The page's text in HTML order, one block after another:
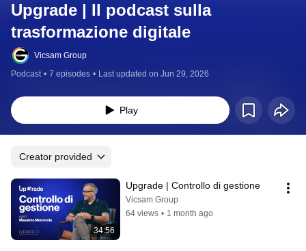
Upgrade | Il podcast sulla
trasformazione digitale
Vicsam Group
Podcast • 7 episodes • Last updated on Jun 29, 2026
Play
Creator provided
34:56
Upgrade | Controllo di gestione
Vicsam Group
64 views • 1 month ago